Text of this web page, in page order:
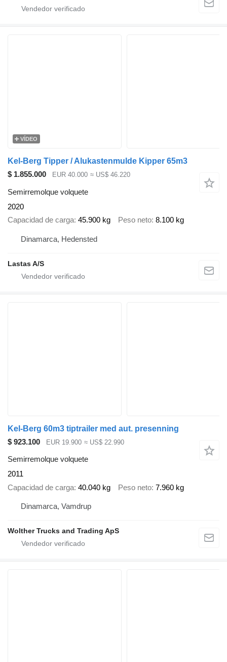
VÍDEO
Kel-Berg Tipper / Alukastenmulde Kipper 65m3
$ 1.855.000
EUR 40.000 ≈ US$ 46.220
Semirremolque volquete
2020
Capacidad de carga 45.900 kg Peso neto 8.100 kg
Dinamarca, Hedensted
Lastas A/S
Kel-Berg 60m3 tiptrailer med aut. presenning
$ 923.100
EUR 19.900 ≈ US$ 22.990
Semirremolque volquete
2011
Capacidad de carga 40.040 kg Peso neto 7.960 kg
Dinamarca, Vamdrup
Wolther Trucks and Trading ApS